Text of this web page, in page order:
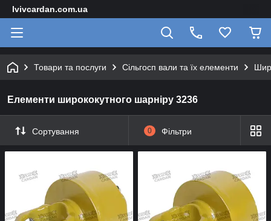
lvivcardan.com.ua
Товари та послуги Сільгосп вали та їх елементи
Елементи ширококутного шарніру 3236
Сортування 0 Фільтри